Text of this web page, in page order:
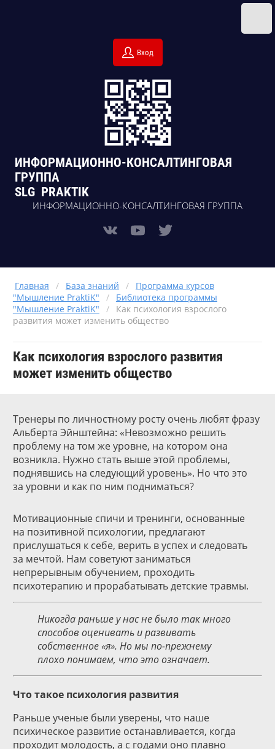
Вход
ИНФОРМАЦИОННО-КОНСАЛТИНГОВАЯ ГРУППА
ИНФОРМАЦИОННО-КОНСАЛТИНГОВАЯ
ГРУППА
SLG PRAKTIK
Главная / База знаний /
Программа курсов
"Мышление PraktiK"
/
Библиотека программы
"Мышление PraktiK"
/
Как психология взрослого
развития может изменить общество
Как психология взрослого развития
может изменить общество
Тренеры по личностному росту очень любят фразу
Альберта Эйнштейна: «Невозможно решить
проблему на том же уровне, на котором она
возникла. Нужно стать выше этой проблемы,
поднявшись на следующий уровень». Но что это
за уровни и как по ним подниматься?
Мотивационные спичи и тренинги, основанные
на позитивной психологии, предлагают
прислушаться к себе, верить в успех и следовать
за мечтой. Нам советуют заниматься
непрерывным обучением, проходить
психотерапию и прорабатывать детские травмы.
Никогда раньше у нас не было так много
способов оценивать и развивать
собственное «я». Но мы по-прежнему
плохо понимаем, что это означает.
Что такое психология развития
Раньше ученые были уверены, что наше
психическое развитие останавливается, когда
проходит молодость, а с годами оно плавно